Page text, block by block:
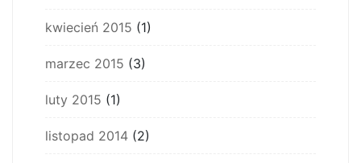
kwiecień 2015 (1)
marzec 2015 (3)
luty 2015 (1)
listopad 2014 (2)